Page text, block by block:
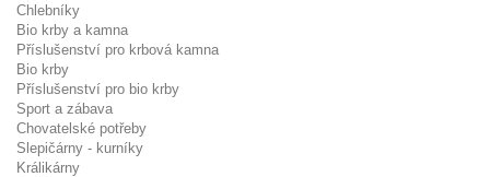
Chlebníky
Bio krby a kamna
Příslušenství pro krbová kamna
Bio krby
Příslušenství pro bio krby
Sport a zábava
Chovatelské potřeby
Slepičárny - kurníky
Králikárny